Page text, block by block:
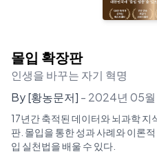
몰입 확장판
인생을 바꾸는 자기 혁명
By[황농문저] - 2024년 05월
17년간 축적된 데이터와 뇌과학
판. 몰입을 통한 성과 사례와 이론
입 실천법을 배울 수 있다.